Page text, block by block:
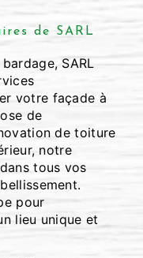
de SARL
SARL
votre façade à
de
de toiture
notre
tous vos
pour
lieu unique et